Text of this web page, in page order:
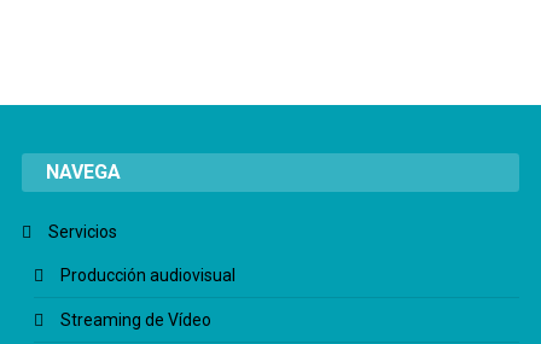
NAVEGA
Servicios
Producción audiovisual
Streaming de Vídeo